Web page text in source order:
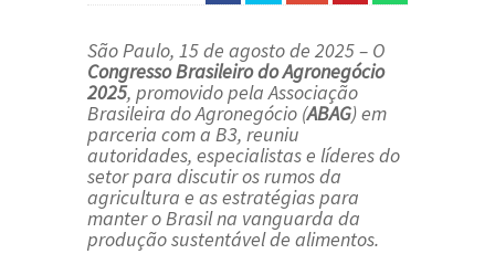
São Paulo, 15 de agosto de 2025 – O
Congresso Brasileiro do Agronegócio
2025, promovido pela Associação
Brasileira do Agronegócio (ABAG) em
parceria com a B3, reuniu
autoridades, especialistas e líderes do
setor para discutir os rumos da
agricultura e as estratégias para
manter o Brasil na vanguarda da
produção sustentável de alimentos.